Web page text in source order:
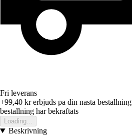
Fri leverans
+99,40 krerbjuds pa din nasta bestallning
bestallning har bekraftats
Loading...
Beskrivning